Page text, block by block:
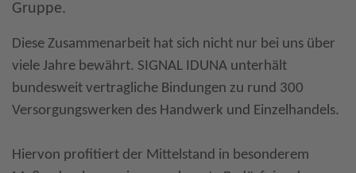
Gruppe.
Diese Zusammenarbeit hat sich nicht nur bei uns über
viele Jahre bewährt. SIGNAL IDUNA unterhält
bundesweit vertragliche Bindungen zu rund 300
Versorgungswerken des Handwerk und Einzelhandels.
Hiervon profitiert der Mittelstand in besonderem